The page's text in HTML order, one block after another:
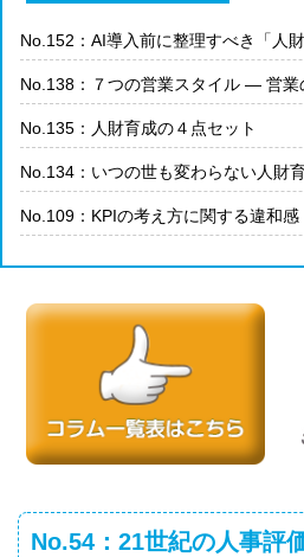
No.152：AI導入前に整理すべき「人
No.138：７つの営業スタイル ― 営業
No.135：人財育成の４点セット
No.134：いつの世も変わらない人財
No.109：KPIの考え方に関する違和感
No.54：21世紀の人事